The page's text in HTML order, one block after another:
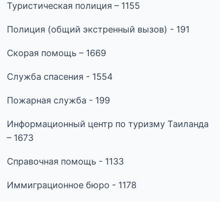
Туристическая полиция – 1155
Полиция (общий экстренный вызов) - 191
Скорая помощь – 1669
Служба спасения - 1554
Пожарная служба - 199
Информационный центр по туризму Таиланда
– 1673
Справочная помощь - 1133
Иммиграционное бюро - 1178